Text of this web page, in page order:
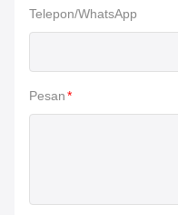
Telepon/WhatsApp
Pesan*